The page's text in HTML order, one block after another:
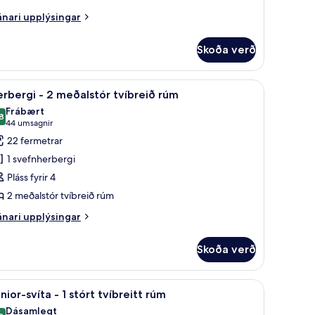
upplýsingar
Skoða verð
fyrir fartölvur Öryggishólf í herbergi, skrifborð,
6 - 2 meðalstór tvíbreið rúm
af 10
Frábært
44 umsagnir
(44
umsagnir)
22 fermetrar
1 svefnherbergi
Pláss fyrir 4
2 meðalstór tvíbreið rúm
upplýsingar
Skoða verð
fyrir fartölvur Öryggishólf í herbergi, skrifborð,
12 svíta - 1 stórt tvíbreitt rúm
Dásamlegt